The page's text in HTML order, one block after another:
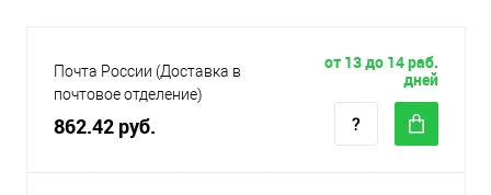
Почта России (Доставка в
почтовое отделение)
862.42 руб.
от 13 до 14 раб.
дней